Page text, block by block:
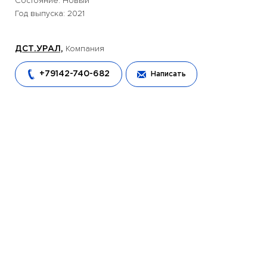
Год выпуска: 2021
ДСТ.УРАЛ, Компания
+79142-740-682 Написать